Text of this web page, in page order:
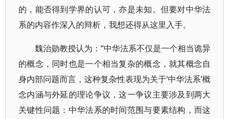
的，能否得到学界的认可，亦是未知。但要对中华法
系的内容作深入的辩析，我想还得从这里入手。
魏治勋教授认为：“中华法系不仅是一个相当诡异
的概念，同时也是一个相当复杂的概念，就其概念自
身内部问题而言，这种复杂性表现为关于‘中华法系’概
念内涵与外延的理论争议，这一争议主要涉及到两大
关键性问题：中华法系的时间范围与要素结构，而这